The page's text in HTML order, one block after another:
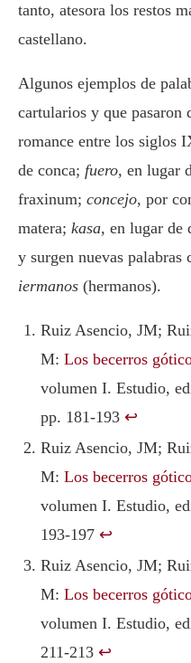
tanto, atesora los restos
castellano.
Algunos ejemplos de
cartularios y que
romance entre los siglos
de conca; fuero, en lugar
fraxinum; concejo, por
matera; kasa, en lugar de
y surgen nuevas palabras
iermanos (hermanos).
Ruiz Asencio, JM;
M: Los becerros
volumen I. Estudio,
pp. 181-193 ↩︎
Ruiz Asencio, JM;
M: Los becerros
volumen I. Estudio,
193-197 ↩︎
Ruiz Asencio, JM;
M: Los becerros
volumen I. Estudio,
211-213 ↩︎